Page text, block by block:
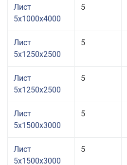
Лист
5x1000x4000
5
Лист
5x1250x2500
5
Лист
5x1250x2500
5
Лист
5x1500x3000
5
Лист
5x1500x3000
5